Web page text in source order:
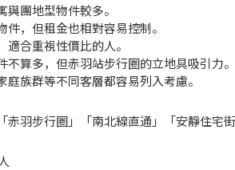
與團地型物件較多。
件，但租金也相對容易控制。
適合重視性價比的人。
不算多，但赤羽站步行圈的立地具吸引力。
庭族群等不同客層都容易列入考慮。
赤羽步行圈」「南北線直通」「安靜住宅